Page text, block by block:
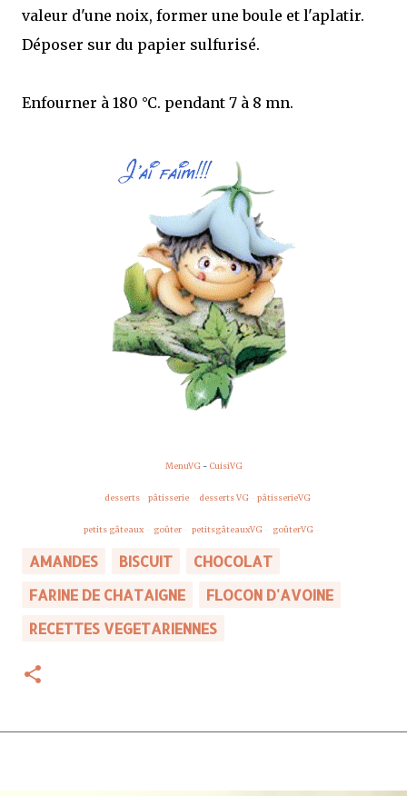
valeur d'une noix, former une boule et l'aplatir.
Déposer sur du papier sulfurisé.
Enfourner à 180 °C. pendant 7 à 8 mn.
MenuVG- CuisiVG
desserts pâtisserie desserts VG pâtisserieVG
petits gâteaux goûter petitsgâteauxVG goûterVG
AMANDES BISCUIT
CHOCOLAT
FARINE DE CHATAIGNE
FLOCON D'AVOINE
RECETTES VEGETARIENNES